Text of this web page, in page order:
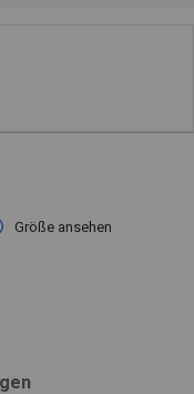
Größe ansehen